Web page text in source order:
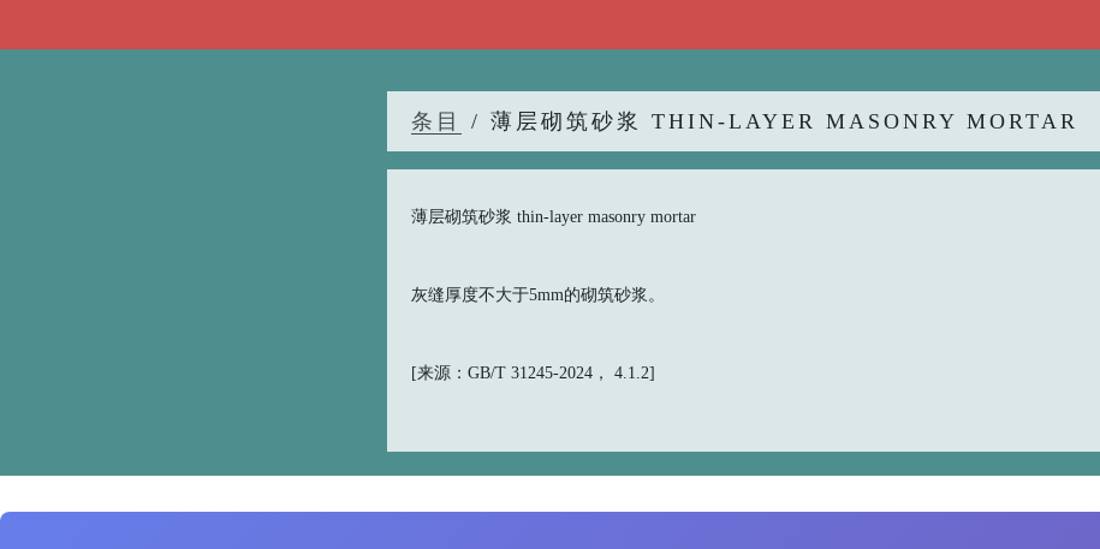
条目 / 薄层砌筑砂浆 THIN-LAYER MASONRY MORTAR
薄层砌筑砂浆 thin-layer masonry mortar
灰缝厚度不大于5mm的砌筑砂浆。
[来源：GB/T 31245-2024， 4.1.2]